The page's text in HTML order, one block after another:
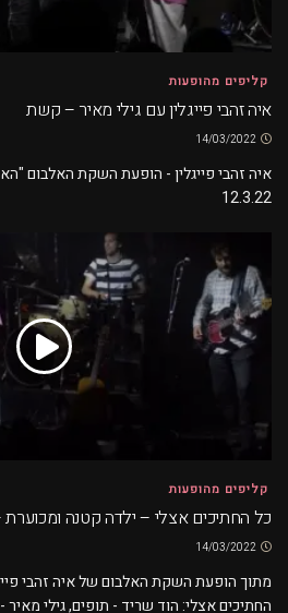
קליפים מהופעות
איה זהבי פייגלין עם גילי מאיר – קשת
איה זהבי פייגלין - הופעת השקת האלבום
12.3.22
קליפים מהופעות
כל החתיכים אצלי – ילדה קטנה
מתוך הופעת השקת האלבום של איה זהבי
החתיכים אצלי: הוד שריד - תופים, גילי מאיר